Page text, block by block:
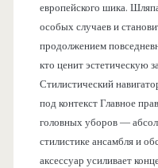
европейского шика.
особых случаев и
продолжением
кто ценит эстетическую
Стилистический
под контекст Главное
головных уборов —
стилистике ансамбля и
аксессуар усиливает